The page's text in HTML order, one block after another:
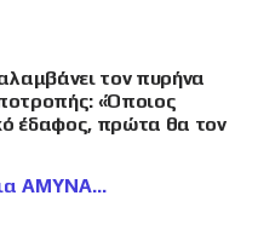
τον πυρήνα
«Όποιος
έδαφος, πρώτα θα τον
ΑΜΥΝΑ